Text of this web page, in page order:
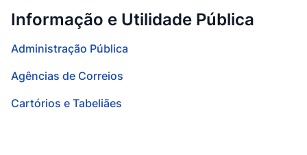
Informação e Utilidade Pública
Administração Pública
Agências de Correios
Cartórios e Tabeliães